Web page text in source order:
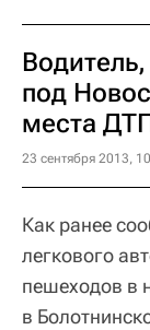
под
места
23 сентября 2013,
Как ранее
легкового
пешеходов в
в